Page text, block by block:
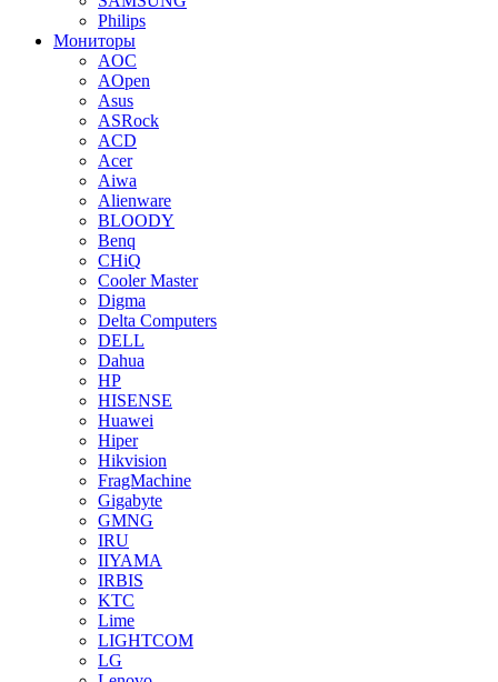
Philips
Мониторы
AOC
AOpen
Asus
ASRock
ACD
Acer
Aiwa
Alienware
BLOODY
Benq
CHiQ
Cooler Master
Digma
Delta Computers
DELL
Dahua
HP
HISENSE
Huawei
Hiper
Hikvision
FragMachine
Gigabyte
GMNG
IRU
IIYAMA
IRBIS
KTC
Lime
LIGHTCOM
LG